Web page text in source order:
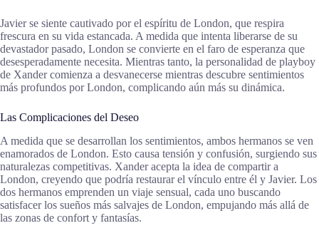
Javier se siente cautivado por el espíritu de London, que respira
frescura en su vida estancada. A medida que intenta liberarse de su
devastador pasado, London se convierte en el faro de esperanza que
desesperadamente necesita. Mientras tanto, la personalidad de playboy
de Xander comienza a desvanecerse mientras descubre sentimientos
más profundos por London, complicando aún más su dinámica.
Las Complicaciones del Deseo
A medida que se desarrollan los sentimientos, ambos hermanos se ven
enamorados de London. Esto causa tensión y confusión, surgiendo sus
naturalezas competitivas. Xander acepta la idea de compartir a
London, creyendo que podría restaurar el vínculo entre él y Javier. Los
dos hermanos emprenden un viaje sensual, cada uno buscando
satisfacer los sueños más salvajes de London, empujando más allá de
las zonas de confort y fantasías.